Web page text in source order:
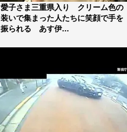
愛子さま三重県入り クリーム色の
装いで集まった人たちに笑顔で手を
振られる あす伊...